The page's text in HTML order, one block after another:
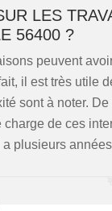
LES
56400 ?
peuvent
il est très utile
sont à noter.
de ces
plusieurs